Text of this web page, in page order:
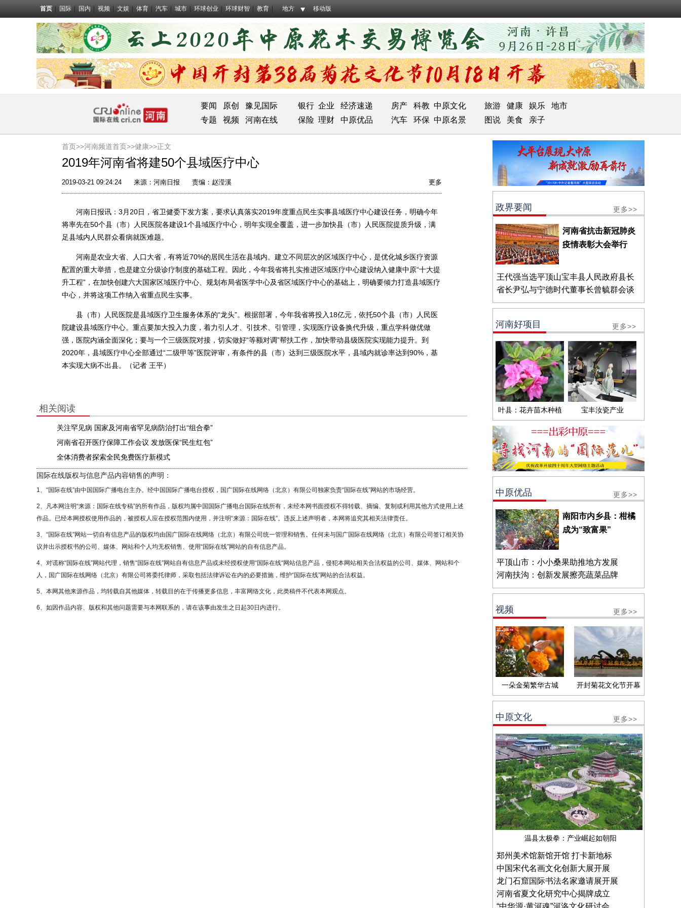
首页 国际 国内 视频 文娱 体育 汽车 城市 环球创业 环球财智 教育 地方 移动版
要闻 原创 豫见国际 银行 企业 经济速递 房产 科教 中原文化 旅游 健康 娱乐
地市
专题
视频 河南在线 保险 理财 中原优品 汽车 环保 中原名景 图说 美食 亲子
首页>>河南频道首页>>健康>>正文
2019年河南省将建50个县域医疗中心
2019-03-21 09:24:24 来源： 河南日报 责编：赵滢溪 更多
河南日报讯：3月20日，省卫健委下发方案，要求认真落实2019年度重点民生实事县域医疗中心建设任务，明确今年
将率先在50个县（市）人民医院各建设1个县域医疗中心，明年实现全覆盖，进一步加快县（市）人民医院提质升级，满
足县域内人民群众看病就医难题。
河南是农业大省、人口大省，有将近70%的居民生活在县域内。建立不同层次的区域医疗中心，是优化城乡医疗资源
配置的重大举措，也是建立分级诊疗制度的基础工程。因此，今年我省将扎实推进区域医疗中心建设纳入健康中原“十大提
升工程”，在加快创建六大国家区域医疗中心、规划布局省医学中心及省区域医疗中心的基础上，明确要倾力打造县域医疗
中心，并将这项工作纳入省重点民生实事。
县（市）人民医院是县域医疗卫生服务体系的“龙头”。根据部署，今年我省将投入18亿元，依托50个县（市）人民医
院建设县域医疗中心。重点要加大投入力度，着力引人才、引技术、引管理，实现医疗设备换代升级，重点学科做优做
强，医院内涵全面深化；要与一个三级医院对接，切实做好“等额对调”帮扶工作，加快带动县级医院实现能力提升。到
2020年，县域医疗中心全部通过“二级甲等”医院评审，有条件的县（市）达到三级医院水平，县域内就诊率达到90%，基
本实现大病不出县。（记者 王平）
相关阅读
关注罕见病 国家及河南省罕见病防治打出“组合拳”
河南省召开医疗保障工作会议 发放医保“民生红包”
全体消费者探索全民免费医疗新模式
国际在线版权与信息产品内容销售的声明：
1、“国际在线”由中国国际广播电台主办。经中国国际广播电台授权，国广国际在线网络（北京）有限公司独家负责“国际在线”网站的市场经营。
2、凡本网注明“来源：国际在线专稿”的所有作品，版权均属中国国际广播电台国际在线所有，未经本网书面授权不得转载、摘编、复制或利用其他方式使用上述
作品。已经本网授权使用作品的，被授权人应在授权范围内使用，并注明“来源：国际在线”。违反上述声明者，本网将追究其相关法律责任。
3、“国际在线”网站一切自有信息产品的版权均由国广国际在线网络（北京）有限公司统一管理和销售。任何未与国广国际在线网络（北京）有限公司签订相关协
议并出示授权书的公司、媒体、网站和个人均无权销售、使用“国际在线”网站的自有信息产品。
4、对谎称“国际在线”网站代理，销售“国际在线”网站自有信息产品或未经授权使用“国际在线“网站信息产品，侵犯本网站相关合法权益的公司、媒体、网站和个
人，国广国际在线网络（北京）有限公司将委托律师，采取包括法律诉讼在内的必要措施，维护“国际在线”网站的合法权益。
5、本网其他来源作品，均转载自其他媒体，转载目的在于传播更多信息，丰富网络文化，此类稿件不代表本网观点。
6、如因作品内容、版权和其他问题需要与本网联系的，请在该事由发生之日起30日内进行。
政界要闻 更多>>
河南省抗击新冠肺炎
疫情表彰大会举行
王代强当选平顶山宝丰县人民政府县长
省长尹弘与宁德时代董事长曾毓群会谈
河南好项目 更多>>
叶县：花卉苗木种植 宝丰汝瓷产业
中原优品 更多>>
南阳市内乡县：柑橘
成为“致富果”
平顶山市：小小桑果助推地方发展
河南扶沟：创新发展擦亮蔬菜品牌
视频 更多>>
一朵金菊繁华古城 开封菊花文化节开幕
中原文化 更多>>
温县太极拳：产业崛起如朝阳
郑州美术馆新馆开馆 打卡新地标
中国宋代名画文化创新大展开展
龙门石窟国际书法名家邀请展开展
河南省夏文化研究中心揭牌成立
“中华源·黄河魂”河洛文化研讨会